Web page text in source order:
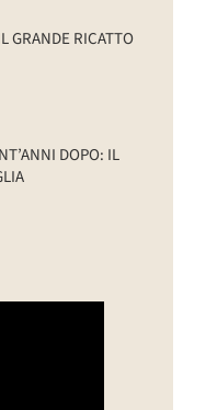
GRANDE RICATTO
DOPO: IL